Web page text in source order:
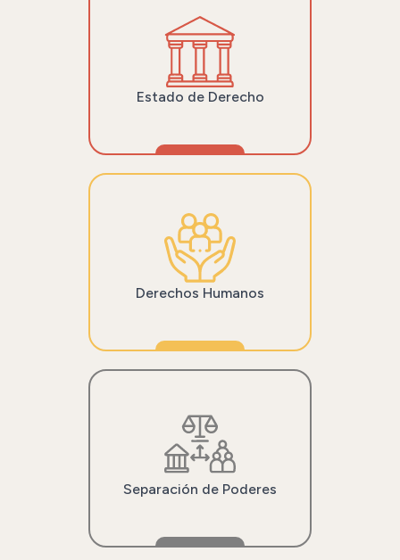
Estado de Derecho
Derechos Humanos
Separación de Poderes